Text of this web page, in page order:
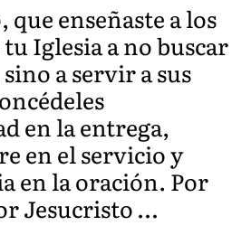
enseñaste a los
Iglesia a no buscar
a servir a sus
en la entrega,
en el servicio y
en la oración. Por
Jesucristo …